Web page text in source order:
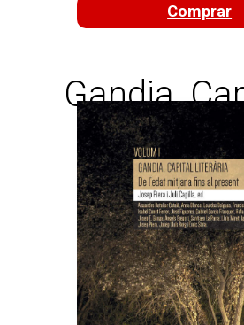
Comprar
Gandia,